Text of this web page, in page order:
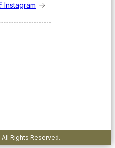
Instagram
Rights Reserved.